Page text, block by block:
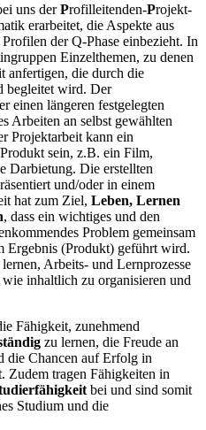
uns derProfilleitenden-Projekt-
erarbeitet, die Aspekte aus
der Q-Phase einbezieht. In
Einzelthemen, zu denen
anfertigen, die durch die
begleitet wird. Der
einen längeren festgelegten
Arbeiten an selbst gewählten
Projektarbeit kann ein
sein, z.B. ein Film,
Darbietung. Die erstellten
und/oder in einem
hat zum Ziel, Leben, Lernen
, dass ein wichtiges und den
Problem gemeinsam
Ergebnis (Produkt) geführt wird.
Arbeits- und Lernprozesse
inhaltlich zu organisieren und
Fähigkeit, zunehmend
zu lernen, die Freude an
die Chancen auf Erfolg in
Zudem tragen Fähigkeiten in
bei und sind somit
Studium und die